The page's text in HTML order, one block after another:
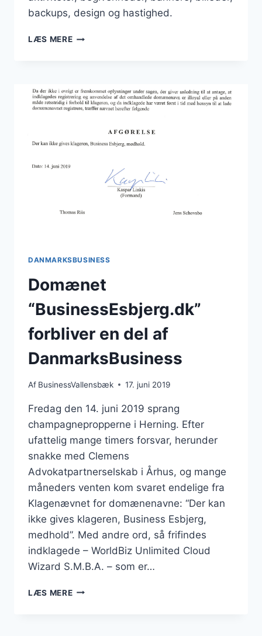
backups, design og hastighed.
LÆS MERESTORE
DANMARKSBUSINESS
Domænet
“BusinessEsbjerg.dk”
forbliver en del af
DanmarksBusiness
Af BusinessVallensbæk 17. juni 2019
Fredag den 14. juni 2019 sprang
champagnepropperne i Herning. Efter
ufattelig mange timers forsvar, herunder
snakke med Clemens
Advokatpartnerselskab i Århus, og mange
måneders venten kom svaret endelige fra
Klagenævnet for domænenavne: “Der kan
ikke gives klageren, Business Esbjerg,
medhold”. Med andre ord, så frifindes
indklagede – WorldBiz Unlimited Cloud
Wizard S.M.B.A. – som er…
LÆS MEREDOMÆNET